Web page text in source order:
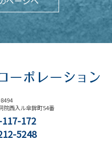
院西入ル傘鉾町54番
172
5248